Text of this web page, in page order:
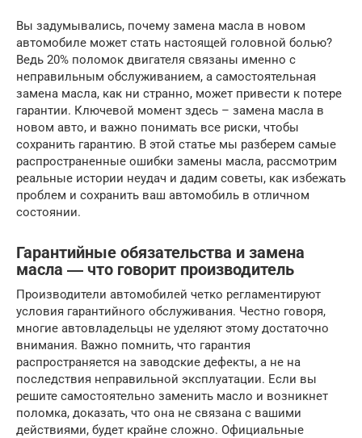
Вы задумывались, почему замена масла в новом
автомобиле может стать настоящей головной болью?
Ведь 20% поломок двигателя связаны именно с
неправильным обслуживанием, а самостоятельная
замена масла, как ни странно, может привести к потере
гарантии. Ключевой момент здесь – замена масла в
новом авто, и важно понимать все риски, чтобы
сохранить гарантию. В этой статье мы разберем самые
распространенные ошибки замены масла, рассмотрим
реальные истории неудач и дадим советы, как избежать
проблем и сохранить ваш автомобиль в отличном
состоянии.
Гарантийные обязательства и замена
масла ― что говорит производитель
Производители автомобилей четко регламентируют
условия гарантийного обслуживания. Честно говоря,
многие автовладельцы не уделяют этому достаточно
внимания. Важно помнить, что гарантия
распространяется на заводские дефекты, а не на
последствия неправильной эксплуатации. Если вы
решите самостоятельно заменить масло и возникнет
поломка, доказать, что она не связана с вашими
действиями, будет крайне сложно. Официальные